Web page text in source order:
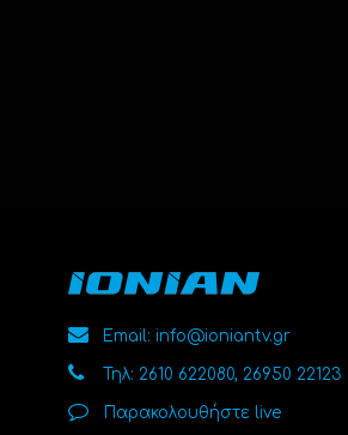
Email: info@ioniantv.gr
Τηλ: 2610 622080, 26950 22123
Παρακολουθήστε live